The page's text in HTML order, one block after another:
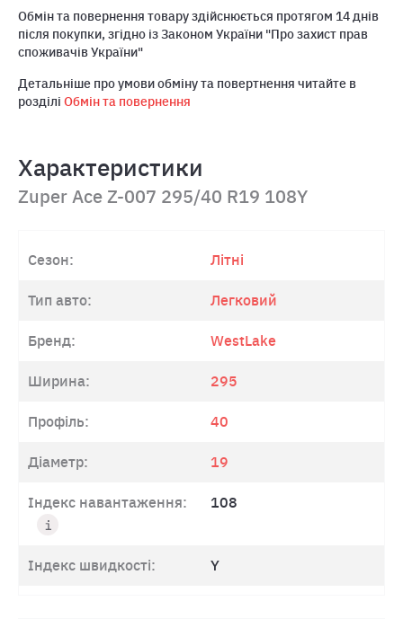
Обмін та повернення товару здійснюється протягом 14 днів
після покупки, згідно із Законом України "Про захист прав
споживачів України"
Детальніше про умови обміну та повертнення читайте в
розділі Обмін та повернення
Характеристики
Zuper Ace Z-007 295/40 R19 108Y
Сезон: Літні
Тип авто: Легковий
Бренд: WestLake
Ширина: 295
Профіль: 40
Діаметр: 19
Індекс навантаження: 108
Індекс швидкості: Y